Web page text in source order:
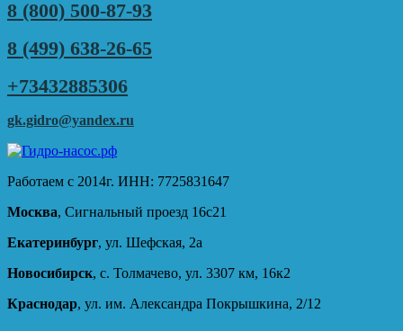
8 (800) 500-87-93
8 (499) 638-26-65
+73432885306
gk.gidro@yandex.ru
Работаем с 2014г. ИНН: 7725831647
Москва, Сигнальный проезд 16с21
Екатеринбург, ул. Шефская, 2а
Новосибирск, с. Толмачево, ул. 3307 км, 16к2
Краснодар, ул. им. Александра Покрышкина, 2/12